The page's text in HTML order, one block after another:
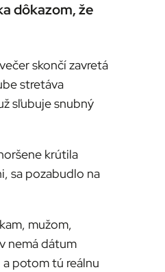
dôkazom, že
skončí zavretá
stretáva
sľubuje snubný
krútila
sa pozabudlo na
mužom,
nemá dátum
a potom tú reálnu